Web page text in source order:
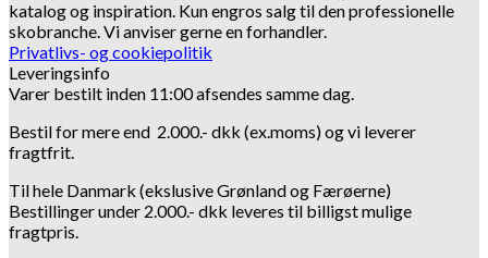
katalog og inspiration. Kun engros salg til den professionelle
skobranche.Vi anviser gerne en forhandler.
Privatlivs- og cookiepolitik
Leveringsinfo
Varer bestilt inden 11:00 afsendes samme dag.
Bestil for mere end 2.000.- dkk (ex.moms) og vi leverer
fragtfrit.
Til hele Danmark (ekslusive Grønland og Færøerne)
Bestillinger under 2.000.- dkk leveres til billigst mulige
fragtpris.